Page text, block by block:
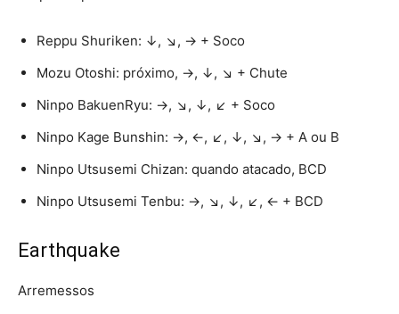
Reppu Shuriken: ↓, ↘, → + Soco
Mozu Otoshi: próximo, →, ↓, ↘ + Chute
Ninpo BakuenRyu: →, ↘, ↓, ↙ + Soco
Ninpo Kage Bunshin: →, ←, ↙, ↓, ↘, → + A ou B
Ninpo Utsusemi Chizan: quando atacado, BCD
Ninpo Utsusemi Tenbu: →, ↘, ↓, ↙, ← + BCD
Earthquake
Arremessos